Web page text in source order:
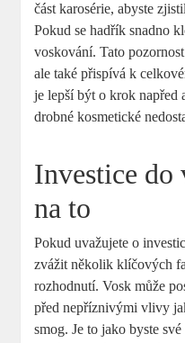
část karosérie, abyste
Pokud se hadřík snadno
voskování. Tato
ale také přispívá k
je lepší být o krok napřed
drobné kosmetické
Investice do
na to
Pokud uvažujete o
zvážit několik klíčových
rozhodnutí. Vosk může
před nepříznivými vlivy
smog. Je to jako byste